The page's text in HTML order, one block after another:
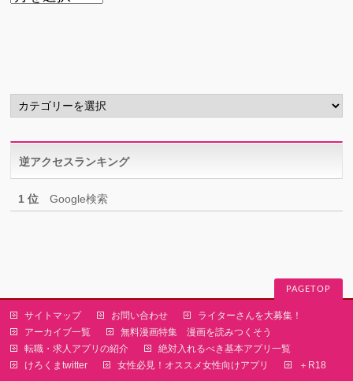
カ
テ
リ
ー逆アクセスランキング
1 位 Google検索
PAGETOP
サイトマップ お問い合わせ
ライターさんを大募集！
アーカイブ一覧
無料漫画特集 漫画を読みつくそう
転職・求人アプリの紹介
絶対入れるべき基本アプリ一覧
けろくまtwitter
女性必見！オススメ女性向けアプリ ＋R18